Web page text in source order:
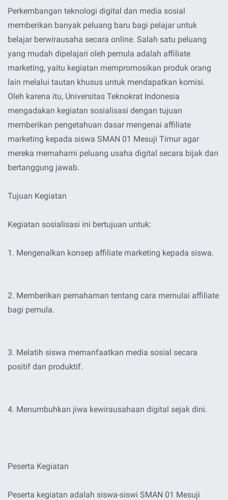
Perkembangan teknologi digital dan media sosial
memberikan banyak peluang baru bagi pelajar untuk
belajar berwirausaha secara online. Salah satu peluang
yang mudah dipelajari oleh pemula adalah affiliate
marketing, yaitu kegiatan mempromosikan produk orang
lain melalui tautan khusus untuk mendapatkan komisi.
Oleh karena itu, Universitas Teknokrat Indonesia
mengadakan kegiatan sosialisasi dengan tujuan
memberikan pengetahuan dasar mengenai affiliate
marketing kepada siswa SMAN 01 Mesuji Timur agar
mereka memahami peluang usaha digital secara bijak dan
bertanggung jawab.
Tujuan Kegiatan
Kegiatan sosialisasi ini bertujuan untuk:
1. Mengenalkan konsep affiliate marketing kepada siswa.
2. Memberikan pemahaman tentang cara memulai affiliate
bagi pemula.
3. Melatih siswa memanfaatkan media sosial secara
positif dan produktif.
4. Menumbuhkan jiwa kewirausahaan digital sejak dini.
Peserta Kegiatan
Peserta kegiatan adalah siswa-siswi SMAN 01 Mesuji